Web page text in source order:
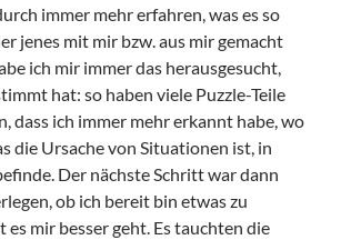
immer mehr erfahren, was es so
jenes mit mir bzw. aus mir gemacht
ich mir immer das herausgesucht,
hat: so haben viele Puzzle-Teile
dass ich immer mehr erkannt habe, wo
die Ursache von Situationen ist, in
Der nächste Schritt war dann
ob ich bereit bin etwas zu
es mir besser geht. Es tauchten die